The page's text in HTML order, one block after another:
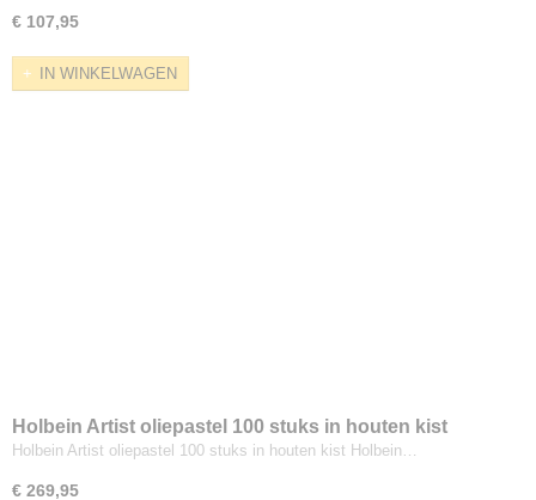
€ 107,95
IN WINKELWAGEN
Holbein Artist oliepastel 100 stuks in houten kist
Holbein Artist oliepastel 100 stuks in houten kist Holbein…
€ 269,95